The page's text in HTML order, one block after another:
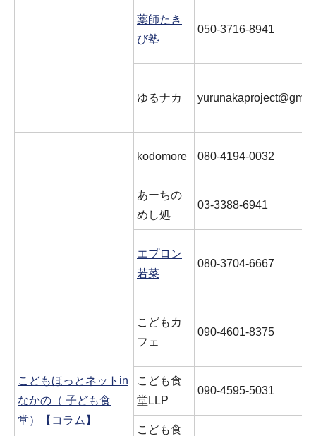
薬師たき
び塾
050-3716-8941
ゆるナカ
こどもほっとネットin
なかの（ 子ども食
堂）【コラム】
kodomore 080-4194-0032
あーちの
めし処
03-3388-6941
エプロン
若菜
080-3704-6667
こどもカ
フェ
090-4601-8375
こども食
堂LLP
090-4595-5031
こども食